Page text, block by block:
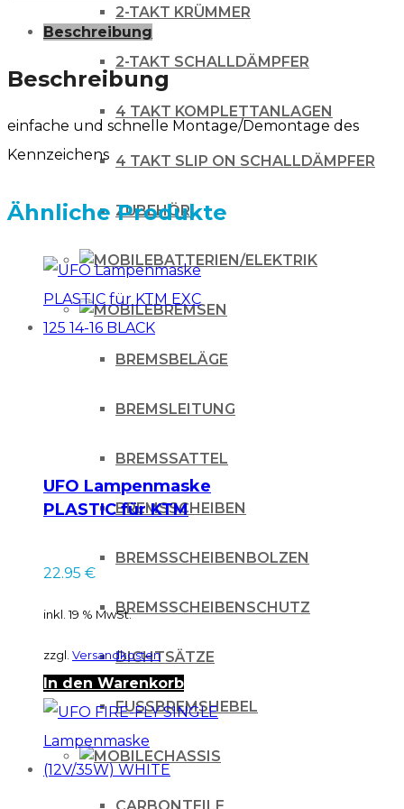
2-TAKT KRÜMMER
2-TAKT SCHALLDÄMPFER
4 TAKT KOMPLETTANLAGEN
4 TAKT SLIP ON SCHALLDÄMPFER
ZUBEHÖR
BATTERIEN/ELEKTRIK
BREMSEN
BREMSBELÄGE
BREMSLEITUNG
BREMSSATTEL
BREMSSCHEIBEN
BREMSSCHEIBENBOLZEN
BREMSSCHEIBENSCHUTZ
DICHTSÄTZE
FUSSBREMSHEBEL
CHASSIS
System
für
EXC
17-
orange
Beschreibung
Beschreibung
einfache und schnelle Montage/Demontage des
Kennzeichens
Ähnliche Produkte
UFO Lampenmaske
PLASTIC für KTM
22.95 €
inkl. 19 % MwSt.
zzgl. Versandkosten
In den Warenkorb